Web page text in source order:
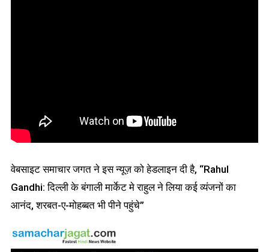
वेबसाइट समाचार जगत ने इस न्यूज़ को हेडलाइन दी है, “Rahul
Gandhi: दिल्ली के बंगाली मार्केट मे राहुल ने लिया कई व्यंजनों का
आनंद, शरबत-ए-मोहब्बत भी पीने पहुंचे”